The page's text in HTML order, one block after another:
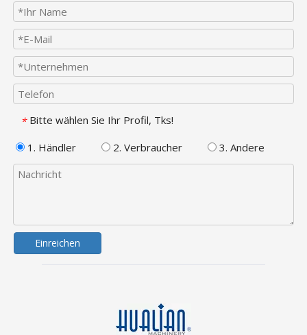
* Bitte wählen Sie Ihr Profil, Tks!
1. Händler
2. Verbraucher 3. Andere
Einreichen